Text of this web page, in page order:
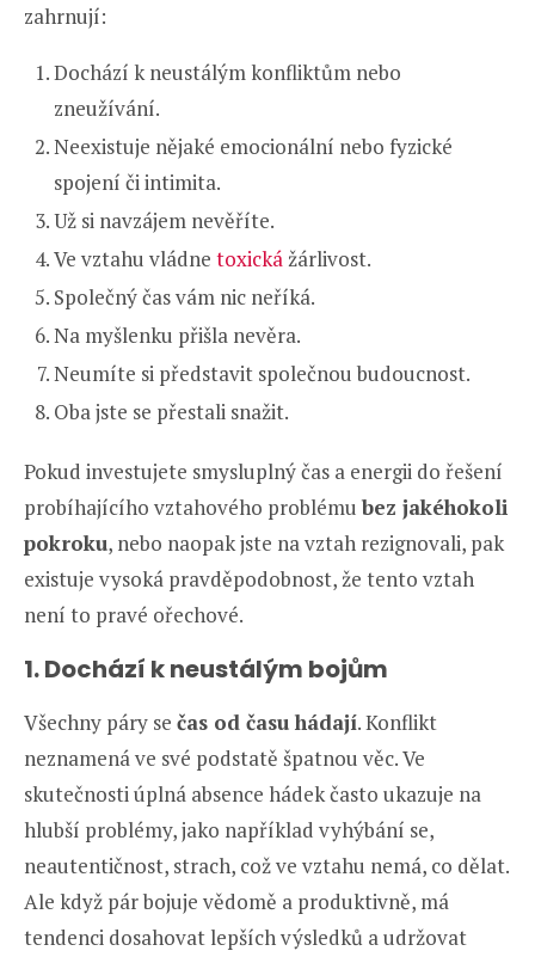
zahrnují:
Dochází k neustálým konfliktům nebo
zneužívání.
Neexistuje nějaké emocionální nebo fyzické
spojení či intimita.
Už si navzájem nevěříte.
Ve vztahu vládne toxickážárlivost.
Společný čas vám nic neříká.
Na myšlenku přišla nevěra.
Neumíte si představit společnou budoucnost.
Oba jste se přestali snažit.
Pokud investujete smysluplný čas a energii do řešení
probíhajícího vztahového problému bez jakéhokoli
pokroku, nebo naopak jste na vztah rezignovali, pak
existuje vysoká pravděpodobnost, že tento vztah
není to pravé ořechové.
1. Dochází k neustálým bojům
Všechny páry se čas od času hádají. Konflikt
neznamená ve své podstatě špatnou věc. Ve
skutečnosti úplná absence hádek často ukazuje na
hlubší problémy, jako například vyhýbání se,
neautentičnost, strach, což ve vztahu nemá, co dělat.
Ale když pár bojuje vědomě a produktivně, má
tendenci dosahovat lepších výsledků a udržovat